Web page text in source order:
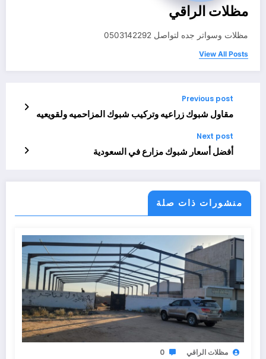
مظلات الراقي
مظلات وسواتر جده لتواصل 0503142292
View All Posts
Previous post
مقاول شبوك زراعيه وتركيب شبوك المزاحميه ولقويعيه
Next post
أفضل أسعار شبوك مزارع في السعودية
منشورات ذات صلة
مظلات الراقي 0